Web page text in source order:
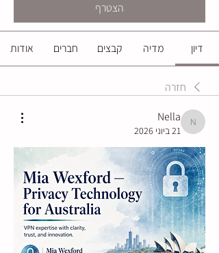
הצטרף
דיון מדיה קבצים חברים אודות
חזרה
Nella
Nella
21 ביוני 2026